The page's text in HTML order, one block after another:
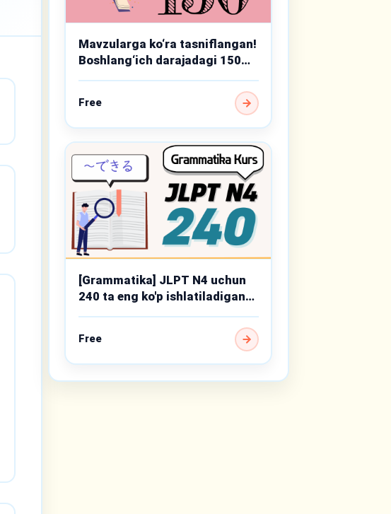
Mavzularga ko‘ra tasniflangan!
Boshlang‘ich darajadagi 150
muhim grammatika mavzusi
Free
[Grammatika] JLPT N4 uchun
240 ta eng ko'p ishlatiladigan
punktlar
Free